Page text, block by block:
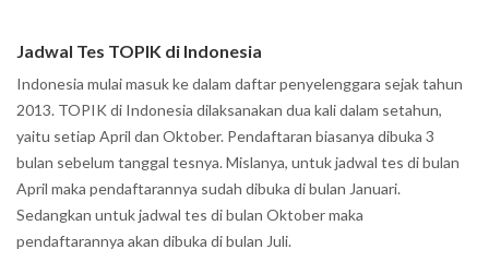
Jadwal Tes TOPIK di Indonesia
Indonesia mulai masuk ke dalam daftar penyelenggara sejak tahun
2013. TOPIK di Indonesia dilaksanakan dua kali dalam setahun,
yaitu setiap April dan Oktober. Pendaftaran biasanya dibuka 3
bulan sebelum tanggal tesnya. Mislanya, untuk jadwal tes di bulan
April maka pendaftarannya sudah dibuka di bulan Januari.
Sedangkan untuk jadwal tes di bulan Oktober maka
pendaftarannya akan dibuka di bulan Juli.